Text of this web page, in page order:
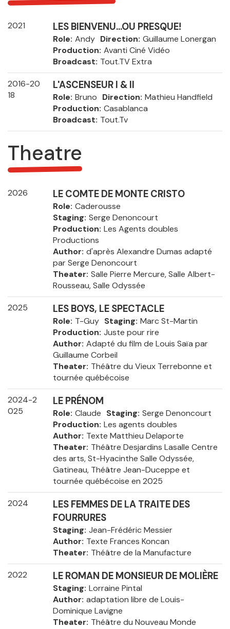
2021 LES BIENVENU...OU PRESQUE!
Role Andy Direction Guillaume Lonergan
Production Avanti Ciné Vidéo
Broadcast Tout.TV Extra
2016-20
18
L'ASCENSEUR I & II
Role Bruno Direction Mathieu Handfield
Production Casablanca
Broadcast Tout.Tv
Theatre
2026 LE COMTE DE MONTE CRISTO
Role Caderousse
Staging Serge Denoncourt
Production Les Agents doubles
Productions
Author d'après Alexandre Dumas adapté
par Serge Denoncourt
Theater Salle Pierre Mercure, Salle Albert-
Rousseau, Salle Odyssée
2025 LES BOYS, LE SPECTACLE
Role T-Guy Staging Marc St-Martin
Production Juste pour rire
Author Adapté du film de Louis Saïa par
Guillaume Corbeil
Theater Théâtre du Vieux Terrebonne et
tournée québécoise
2024-2
025
LE PRÉNOM
Role Claude Staging Serge Denoncourt
Production Les agents doubles
Author Texte Matthieu Delaporte
Theater Théâtre Desjardins Lasalle Centre
des arts, St-Hyacinthe Salle Odyssée,
Gatineau, Théâtre Jean-Duceppe et
tournée québécoise en 2025
2024
LES FEMMES DE LA TRAITE DES
FOURRURES
Staging Jean-Frédéric Messier
Author Texte Frances Koncan
Theater Théâtre de la Manufacture
2022 LE ROMAN DE MONSIEUR DE MOLIÈRE
Staging Lorraine Pintal
Author adaptation libre de Louis-
Dominique Lavigne
Theater Théâtre du Nouveau Monde